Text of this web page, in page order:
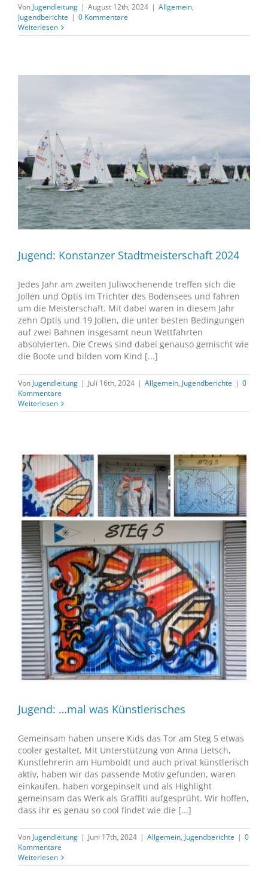
Von Jugendleitung | August 12th, 2024 | Allgemein,
Jugendberichte | 0 Kommentare
Weiterlesen
Jugend: Konstanzer Stadtmeisterschaft 2024
Jedes Jahr am zweiten Juliwochenende treffen sich die
Jollen und Optis im Trichter des Bodensees und fahren
um die Meisterschaft. Mit dabei waren in diesem Jahr
zehn Optis und 19 Jollen, die unter besten Bedingungen
auf zwei Bahnen insgesamt neun Wettfahrten
absolvierten. Die Crews sind dabei genauso gemischt wie
die Boote und bilden vom Kind [...]
Von Jugendleitung | Juli 16th, 2024 | Allgemein, Jugendberichte | 0
Kommentare
Weiterlesen
Jugend: …mal was Künstlerisches
Gemeinsam haben unsere Kids das Tor am Steg 5 etwas
cooler gestaltet. Mit Unterstützung von Anna Lietsch,
Kunstlehrerin am Humboldt und auch privat künstlerisch
aktiv, haben wir das passende Motiv gefunden, waren
einkaufen, haben vorgepinselt und als Highlight
gemeinsam das Werk als Graffiti aufgesprüht. Wir hoffen,
dass ihr es genau so cool findet wie die [...]
Von Jugendleitung | Juni 17th, 2024 | Allgemein, Jugendberichte | 0
Kommentare
Weiterlesen